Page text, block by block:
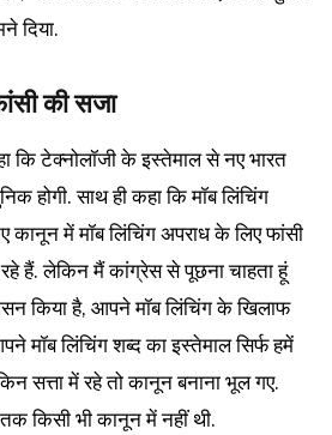
दिया.
की सजा
कि टेक्नोलॉजी के इस्तेमाल से नए भारत
होगी. साथ ही कहा कि मॉब लिंचिंग
में मॉब लिंचिंग अपराध के लिए फांसी
हैं. लेकिन मैं कांग्रेस से पूछना चाहता हूं
किया है, आपने मॉब लिंचिंग के खिलाफ
मॉब लिंचिंग शब्द का इस्तेमाल सिर्फ हमें
सत्ता में रहे तो कानून बनाना भूल गए.
किसी भी कानून में नहीं थी.